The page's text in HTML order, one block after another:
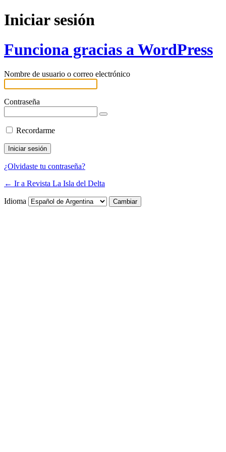
Iniciar sesión
Funciona gracias a WordPress
Nombre de usuario o correo electrónico
Contraseña
Recordarme
¿Olvidaste tu contraseña?
← Ir a Revista La Isla del Delta
Idioma